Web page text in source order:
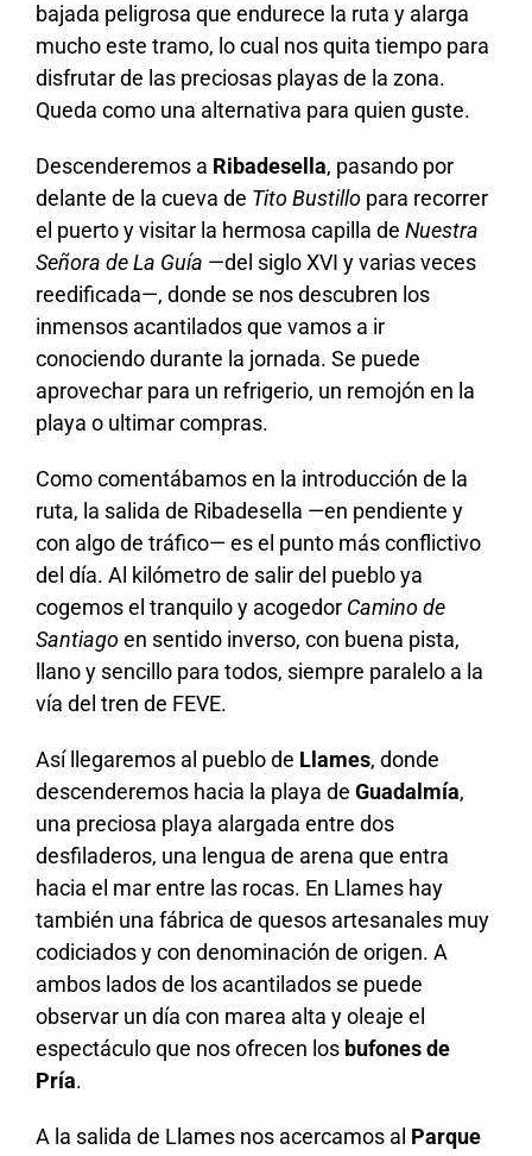
bajada peligrosa que endurece la ruta y alarga
mucho este tramo, lo cual nos quita tiempo para
disfrutar de las preciosas playas de la zona.
Queda como una alternativa para quien guste.
Descenderemos a Ribadesella, pasando por
delante de la cueva de Tito Bustillo para recorrer
el puerto y visitar la hermosa capilla de Nuestra
Señora de La Guía —del siglo XVI y varias veces
reedificada—, donde se nos descubren los
inmensos acantilados que vamos a ir
conociendo durante la jornada. Se puede
aprovechar para un refrigerio, un remojón en la
playa o ultimar compras.
Como comentábamos en la introducción de la
ruta, la salida de Ribadesella —en pendiente y
con algo de tráfico— es el punto más conflictivo
del día. Al kilómetro de salir del pueblo ya
cogemos el tranquilo y acogedor Camino de
Santiagoen sentido inverso, con buena pista,
llano y sencillo para todos, siempre paralelo a la
vía del tren de FEVE.
Así llegaremos al pueblo de Llames, donde
descenderemos hacia la playa de Guadalmía,
una preciosa playa alargada entre dos
desfiladeros, una lengua de arena que entra
hacia el mar entre las rocas. En Llames hay
también una fábrica de quesos artesanales muy
codiciados y con denominación de origen. A
ambos lados de los acantilados se puede
observar un día con marea alta y oleaje el
espectáculo que nos ofrecen los bufones de
Pría.
A la salida de Llames nos acercamos al Parque